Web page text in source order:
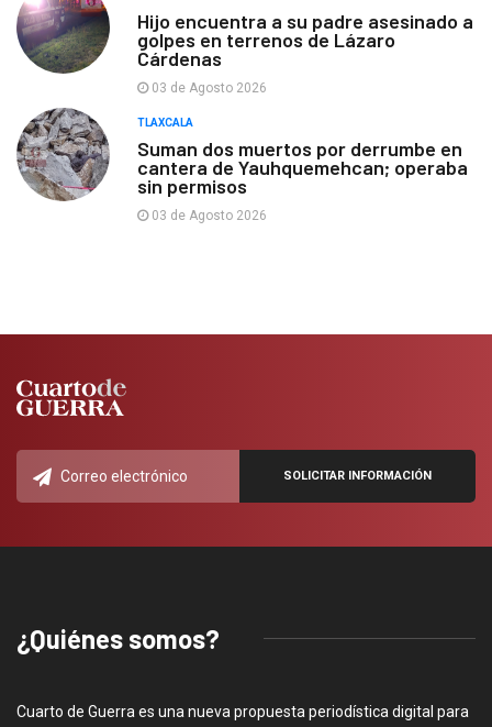
Hijo encuentra a su padre asesinado a
golpes en terrenos de Lázaro
Cárdenas
03 de Agosto 2026
TLAXCALA
Suman dos muertos por derrumbe en
cantera de Yauhquemehcan; operaba
sin permisos
03 de Agosto 2026
¿Quiénes somos?
Cuarto de Guerra es una nueva propuesta periodística digital para